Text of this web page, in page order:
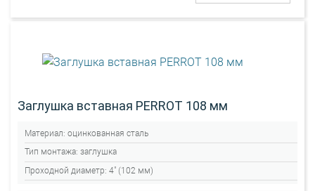
Заглушка вставная PERROT 108 мм
Материал: оцинкованная сталь
Тип монтажа: заглушка
Проходной диаметр: 4" (102 мм)